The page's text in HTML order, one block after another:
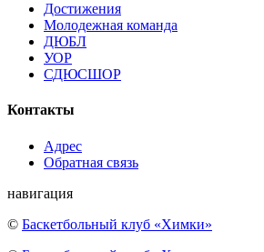
Достижения
Молодежная команда
ДЮБЛ
УОР
СДЮСШОР
Контакты
Адрес
Обратная связь
навигация
© Баскетбольный клуб «Химки»